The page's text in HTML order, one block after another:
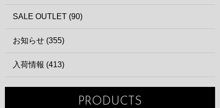
SALE OUTLET (90)
お知らせ (355)
入荷情報 (413)
PRODUCTS